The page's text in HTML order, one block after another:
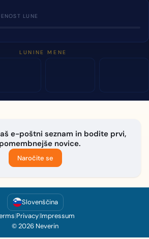
LUNE
LUNINE MENE
e-poštni seznam in bodite prvi,
novice.
Naročite se
Slovenščina
|Privacy|Impressum
© 2026 Neverin